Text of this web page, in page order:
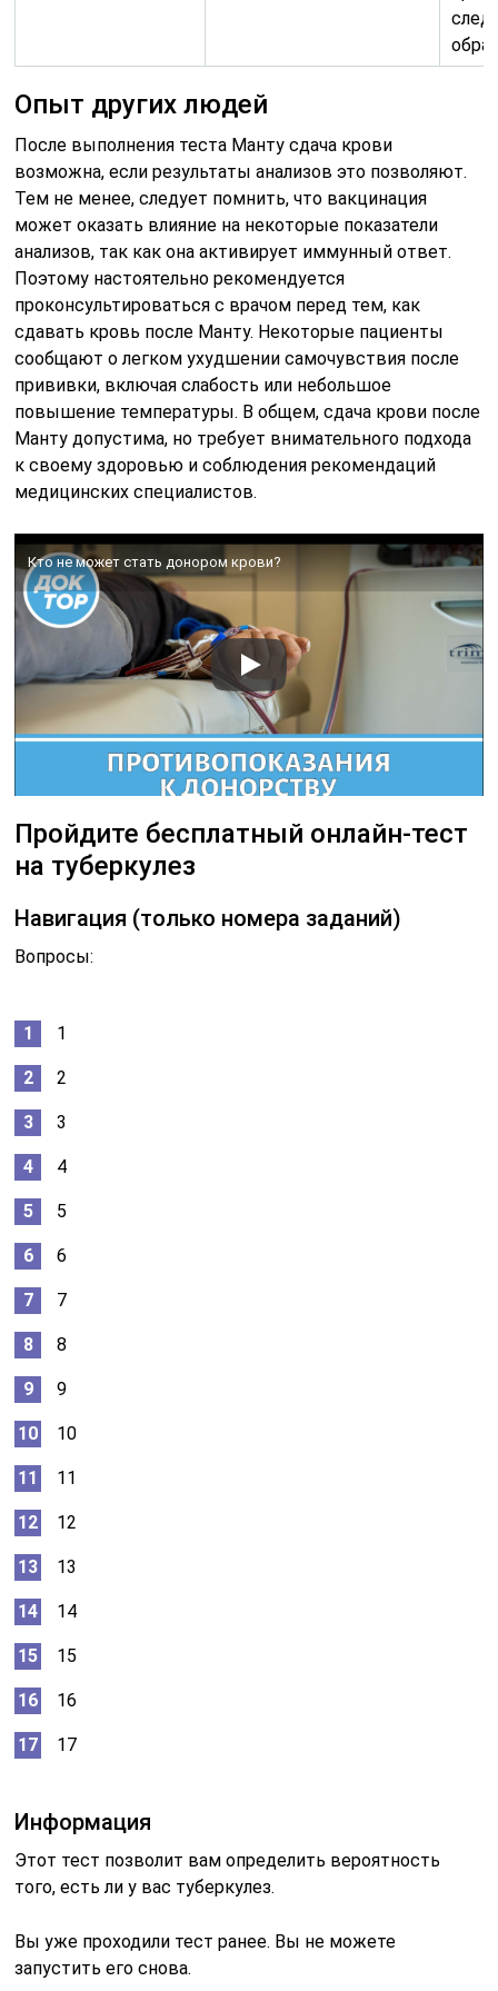
Опыт других людей
После выполнения теста Манту сдача крови
возможна, если результаты анализов это позволяют.
Тем не менее, следует помнить, что вакцинация
может оказать влияние на некоторые показатели
анализов, так как она активирует иммунный ответ.
Поэтому настоятельно рекомендуется
проконсультироваться с врачом перед тем, как
сдавать кровь после Манту. Некоторые пациенты
сообщают о легком ухудшении самочувствия после
прививки, включая слабость или небольшое
повышение температуры. В общем, сдача крови после
Манту допустима, но требует внимательного подхода
к своему здоровью и соблюдения рекомендаций
медицинских специалистов.
Кто не может стать донором крови?
Пройдите бесплатный онлайн-тест
на туберкулез
Навигация (только номера заданий)
Вопросы:
1
2
3
4
5
6
7
8
9
10
11
12
13
14
15
16
17
Информация
Этот тест позволит вам определить вероятность
того, есть ли у вас туберкулез.
Вы уже проходили тест ранее. Вы не можете
запустить его снова.